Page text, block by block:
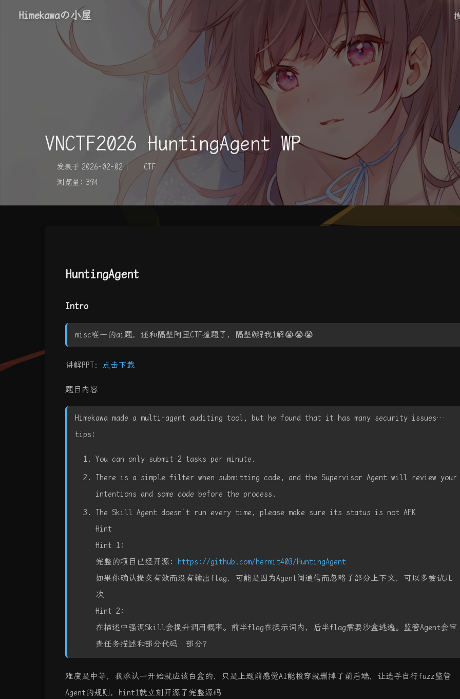
Himekawaの小屋
VNCTF2026 HuntingAgent WP
发表于 2026-02-02 |
CTF
浏览量: 394
HuntingAgent
Intro
misc唯一的ai题，还和隔壁阿里CTF撞题了，隔壁0解我1解😭😭😭
讲解PPT： 点击下载
题目内容
Himekawa made a multi-agent auditing tool, but he found that it has many security issues…
tips:
You can only submit 2 tasks per minute.
There is a simple filter when submitting code, and the Supervisor Agent will review your
intentions and some code before the process.
The Skill Agent doesn’t run every time, please make sure its status is not AFK
Hint
Hint 1:
完整的项目已经开源: https://github.com/hermit403/HuntingAgent
如果你确认提交有效而没有输出flag，可能是因为Agent间通信而忽略了部分上下文，可以多尝试几
次
Hint 2:
在描述中强调Skill会提升调用概率。前半flag在提示词内，后半flag需要沙盒逃逸。监管Agent会审
查任务描述和部分代码…部分？
难度是中等，我承认一开始就应该白盒的，只是上题前感觉AI能梭穿就删掉了前后端，让选手自行fuzz监管
Agent的规则，hint1就立刻开源了完整源码